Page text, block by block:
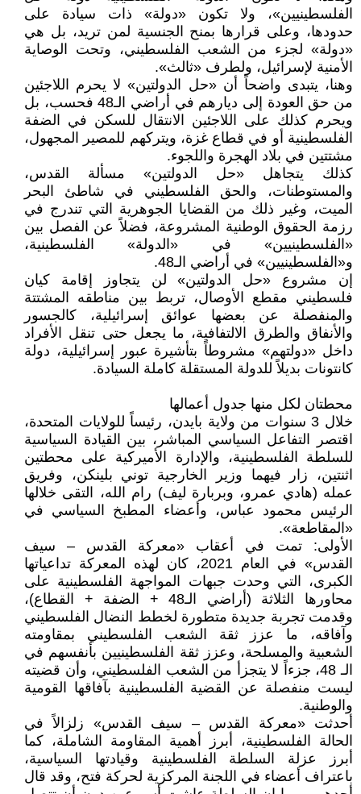
الفلسطينيين»، ولا تكون «دولة» ذات سيادة على
حدودها، وعلى قرارها بمنح الجنسية لمن تريد، بل هي
«دولة» لجزء من الشعب الفلسطيني، وتحت الوصاية
الأمنية لإسرائيل، ولطرف «ثالث».
وهنا، يتبدى واضحاً أن «حل الدولتين» لا يحرم اللاجئين
من حق العودة إلى ديارهم في أراضي الـ48 فحسب، بل
ويحرم كذلك على اللاجئين الانتقال للسكن في الضفة
الفلسطينية أو في قطاع غزة، ويتركهم للمصير المجهول،
مشتتين في بلاد الهجرة واللجوء.
كذلك يتجاهل «حل الدولتين» مسألة القدس،
والمستوطنات، والحق الفلسطيني في شاطئ البحر
الميت، وغير ذلك من القضايا الجوهرية التي تندرج في
رزمة الحقوق الوطنية المشروعة، فضلاً عن الفصل بين
«الفلسطينيين» في «الدولة» الفلسطينية،
و«الفلسطينيين» في أراضي الـ48.
إن مشروع «حل الدولتين» لن يتجاوز إقامة كيان
فلسطيني مقطع الأوصال، تربط بين مناطقه المشتتة
والمنفصلة عن بعضها عوائق إسرائيلية، كالجسور
والأنفاق والطرق الالتفافية، ما يجعل حتى تنقل الأفراد
داخل «دولتهم» مشروطاً بتأشيرة عبور إسرائيلية، دولة
كانتونات بديلاً للدولة المستقلة كاملة السيادة.
محطتان لكل منها جدول أعمالها
خلال 3 سنوات من ولاية بايدن، رئيساً للولايات المتحدة،
اقتصر التفاعل السياسي المباشر، بين القيادة السياسية
للسلطة الفلسطينية، والإدارة الأميركية على محطتين
اثنتين، زار فيهما وزير الخارجية توني بلينكن، وفريق
عمله (هادي عمرو، وبربارة ليف) رام الله، التقى خلالها
الرئيس محمود عباس، وأعضاء المطبخ السياسي في
«المقاطعة».
الأولى: تمت في أعقاب «معركة القدس – سيف
القدس» في العام 2021، كان لهذه المعركة تداعياتها
الكبرى، التي وحدت جبهات المواجهة الفلسطينية على
محاورها الثلاثة (أراضي الـ48 + الضفة + القطاع)،
وقدمت تجربة جديدة متطورة لخطط النضال الفلسطيني
وآفاقه، ما عزز ثقة الشعب الفلسطيني بمقاومته
الشعبية والمسلحة، وعزز ثقة الفلسطينيين بأنفسهم في
الـ 48، جزءاً لا يتجزأ من الشعب الفلسطيني، وأن قضيته
ليست منفصلة عن القضية الفلسطينية بآفاقها القومية
والوطنية.
أحدثت «معركة القدس – سيف القدس» زلزالاً في
الحالة الفلسطينية، أبرز أهمية المقاومة الشاملة، كما
أبرز عزلة السلطة الفلسطينية وقيادتها السياسية،
باعتراف أعضاء في اللجنة المركزية لحركة فتح، وقد قال